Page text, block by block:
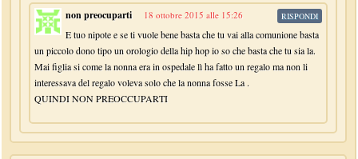
non preocuparti 18 ottobre 2015 alle 15:26
E tuo nipote e se ti vuole bene basta che tu vai alla comunione basta
un piccolo dono tipo un orologio della hip hop io so che basta che tu sia la.
Mai figlia si come la nonna era in ospedale lì ha fatto un regalo ma non li
interessava del regalo voleva solo che la nonna fosse La .
QUINDI NON PREOCCUPARTI
RISPONDI